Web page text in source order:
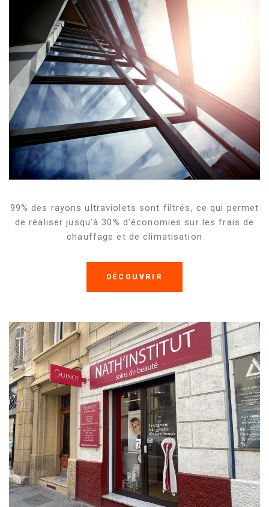
99% des rayons ultraviolets sont filtrés, ce qui permet
de réaliser jusqu'à 30% d'économies sur les frais de
chauffage et de climatisation
DÉCOUVRIR